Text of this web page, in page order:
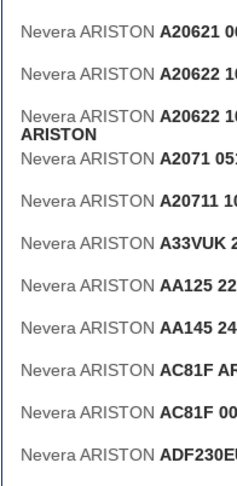
Nevera ARISTON A20621
Nevera ARISTON A20622
Nevera ARISTON A20622
ARISTON
Nevera ARISTON A2071
Nevera ARISTON A20711
Nevera ARISTON A33VUK
Nevera ARISTON AA125
Nevera ARISTON AA145
Nevera ARISTON AC81F
Nevera ARISTON AC81F
Nevera ARISTON